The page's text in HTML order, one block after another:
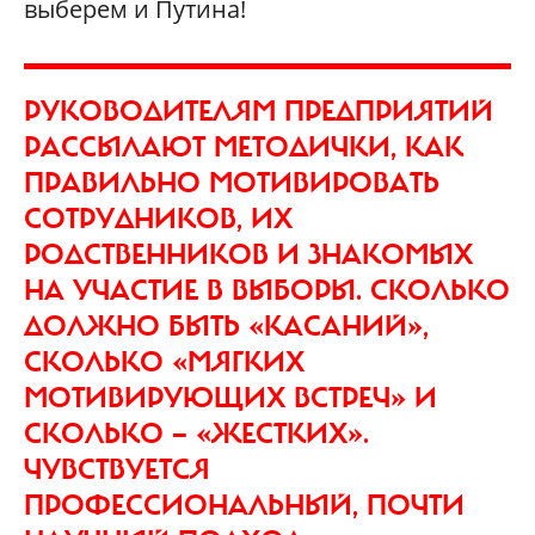
выберем и Путина!
РУКОВОДИТЕЛЯМ ПРЕДПРИЯТИЙ
РАССЫЛАЮТ МЕТОДИЧКИ, КАК
ПРАВИЛЬНО МОТИВИРОВАТЬ
СОТРУДНИКОВ, ИХ
РОДСТВЕННИКОВ И ЗНАКОМЫХ
НА УЧАСТИЕ В ВЫБОРЫ. СКОЛЬКО
ДОЛЖНО БЫТЬ «КАСАНИЙ»,
СКОЛЬКО «МЯГКИХ
МОТИВИРУЮЩИХ ВСТРЕЧ» И
СКОЛЬКО — «ЖЕСТКИХ».
ЧУВСТВУЕТСЯ
ПРОФЕССИОНАЛЬНЫЙ, ПОЧТИ